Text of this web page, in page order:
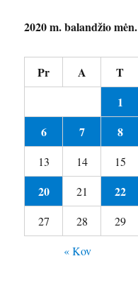
2020 m. balandžio mėn.
Pr A T
1
6 7 8
13
14 15
20 21 22
27
28 29
« Kov